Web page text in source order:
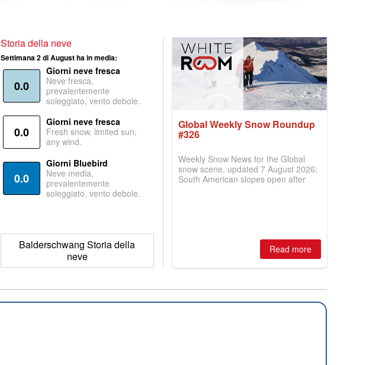
Storia della neve
Settimana 2 di August ha in media:
0.0
Giorni neve fresca
Neve fresca,
prevalentemente
soleggiato, vento debole.
0.0
Giorni neve fresca
Fresh snow, limited sun,
any wind.
0.0
Giorni Bluebird
Neve media,
prevalentemente
soleggiato, vento debole.
Balderschwang Storia della
neve
Global Weekly Snow Roundup
#326
Weekly Snow News for the Global
snow scene, updated 7 August 2026:
South American slopes open after
Read more